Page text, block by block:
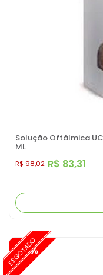
Solução Oftálmica
ML
R$ 83,31
R$ 98,02
ESGOTADO
-15%